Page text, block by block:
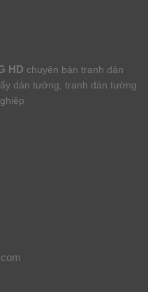
HD chuyên bán tranh dán
dán tường, tranh dán tường